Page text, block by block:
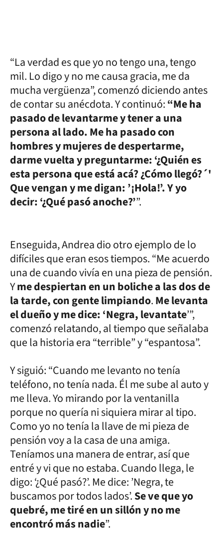
“La verdad es que yo no tengo una, tengo
mil. Lo digo y no me causa gracia, me da
mucha vergüenza”, comenzó diciendo antes
de contar su anécdota. Y continuó:“Me ha
pasado de levantarme y tener a una
persona al lado. Me ha pasado con
hombres y mujeres de despertarme,
darme vuelta y preguntarme: ‘¿Quién es
esta persona que está acá? ¿Cómo llegó?´'
Que vengan y me digan: ’¡Hola!’. Y yo
decir: ‘¿Qué pasó anoche?’”.
Enseguida, Andrea dio otro ejemplo de lo
difíciles que eran esos tiempos. “Me acuerdo
una de cuando vivía en una pieza de pensión.
Yme despiertan en un boliche a las dos de
la tarde, con gente limpiando.Me levanta
el dueño y me dice: ‘Negra, levantate’”,
comenzó relatando, al tiempo que señalaba
que la historia era “terrible” y “espantosa”.
Y siguió: “Cuando me levanto no tenía
teléfono, no tenía nada. Él me sube al auto y
me lleva. Yo mirando por la ventanilla
porque no quería ni siquiera mirar al tipo.
Como yo no tenía la llave de mi pieza de
pensión voy a la casa de una amiga.
Teníamos una manera de entrar, así que
entré y vi que no estaba. Cuando llega, le
digo: ‘¿Qué pasó?’. Me dice: ’Negra, te
buscamos por todos lados’.Se ve que yo
quebré, me tiré en un sillón y no me
encontró más nadie”.